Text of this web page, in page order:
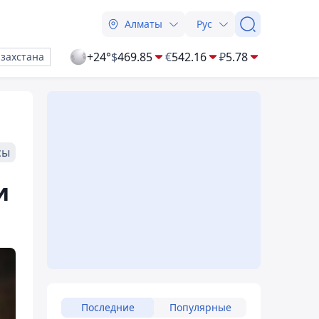
Алматы Рус
+24°$469.85 €542.16 ₽5.78
Последние Популярные